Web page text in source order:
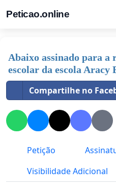
Peticao.online
Abaixo assinado para
escolar da escola Aracy
Compartilhe no
Petição
Visibilidade Adicional